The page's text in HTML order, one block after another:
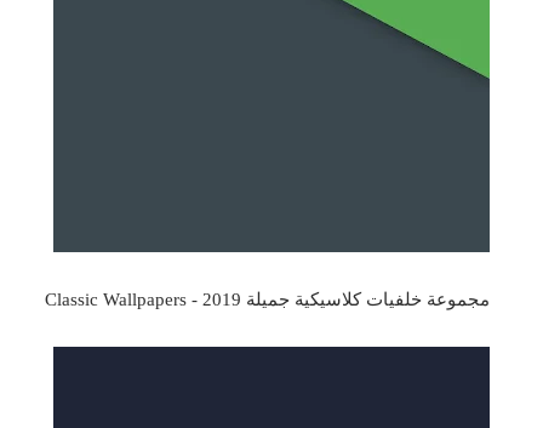
مجموعة خلفيات كلاسيكية جميلة 2019 - Classic Wallpapers